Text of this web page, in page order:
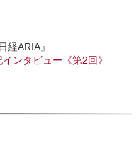
ARIA』
ンタビュー《第2回》